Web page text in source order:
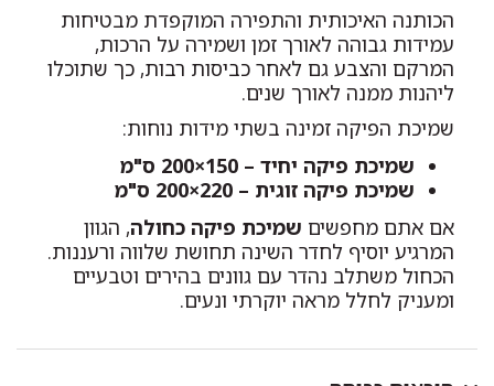
הכותנה האיכותית והתפירה המוקפדת מבטיחות
עמידות גבוהה לאורך זמן ושמירה על הרכות,
המרקם והצבע גם לאחר כביסות רבות, כך שתוכלו
ליהנות ממנה לאורך שנים.
שמיכת הפיקה זמינה בשתי מידות נוחות:
שמיכת פיקה יחיד – 150×200 ס"מ
שמיכת פיקה זוגית – 220×200 ס"מ
אם אתם מחפשים שמיכת פיקה כחולה, הגוון
המרגיע יוסיף לחדר השינה תחושת שלווה ורעננות.
הכחול משתלב נהדר עם גוונים בהירים וטבעיים
ומעניק לחלל מראה יוקרתי ונעים.